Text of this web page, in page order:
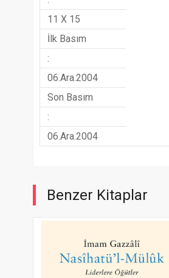
11 X 15
İlk Basım
:
06.Ara.2004
Son Basım
:
06.Ara.2004
Benzer Kitaplar